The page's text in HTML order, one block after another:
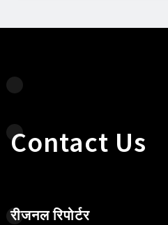
Contact Us
रीजनल रिपोर्टर